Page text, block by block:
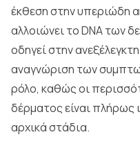
έκθεση στην υπεριώδη
αλλοιώνει το DNA των
οδηγεί στην
αναγνώριση των
ρόλο, καθώς οι
δέρματος είναι πλήρως
αρχικά στάδια.